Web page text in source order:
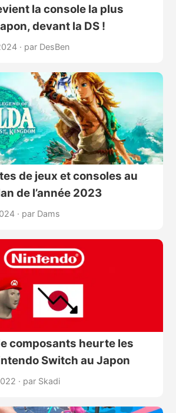
la console la plus
devant la DS !
· par DesBen
de jeux et consoles au
de l’année 2023
· par Dams
composants heurte les
Switch au Japon
· par Skadi